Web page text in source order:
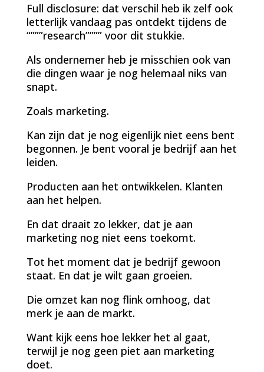
Full disclosure: dat verschil heb ik zelf ook
letterlijk vandaag pas ontdekt tijdens de
“”””research”””” voor dit stukkie.
Als ondernemer heb je misschien ook van
die dingen waar je nog helemaal niks van
snapt.
Zoals marketing.
Kan zijn dat je nog eigenlijk niet eens bent
begonnen. Je bent vooral je bedrijf aan het
leiden.
Producten aan het ontwikkelen. Klanten
aan het helpen.
En dat draait zo lekker, dat je aan
marketing nog niet eens toekomt.
Tot het moment dat je bedrijf gewoon
staat. En dat je wilt gaan groeien.
Die omzet kan nog flink omhoog, dat
merk je aan de markt.
Want kijk eens hoe lekker het al gaat,
terwijl je nog geen piet aan marketing
doet.